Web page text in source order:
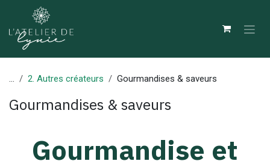
Se rendre au contenu
... 2. Autres créateurs Gourmandises & saveurs
Gourmandises & saveurs
Gourmandise et